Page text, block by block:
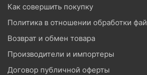
Как совершить покупку
Политика в отношении обработки
Возврат и обмен товара
Производители и импортеры
Договор публичной оферты